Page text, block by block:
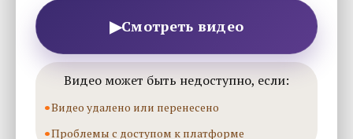
▶Смотреть видео
Видео может быть недоступно, если:
Видео удалено или перенесено
Проблемы с доступом к платформе